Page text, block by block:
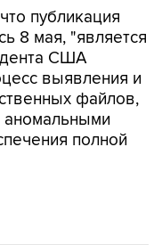
публикация
8 мая, "является
США
выявления и
файлов,
аномальными
полной